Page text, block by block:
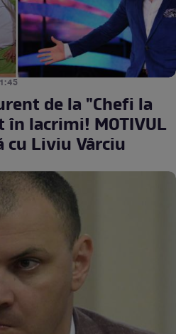
de la "Chefi la
lacrimi! MOTIVUL
Liviu Vârciu